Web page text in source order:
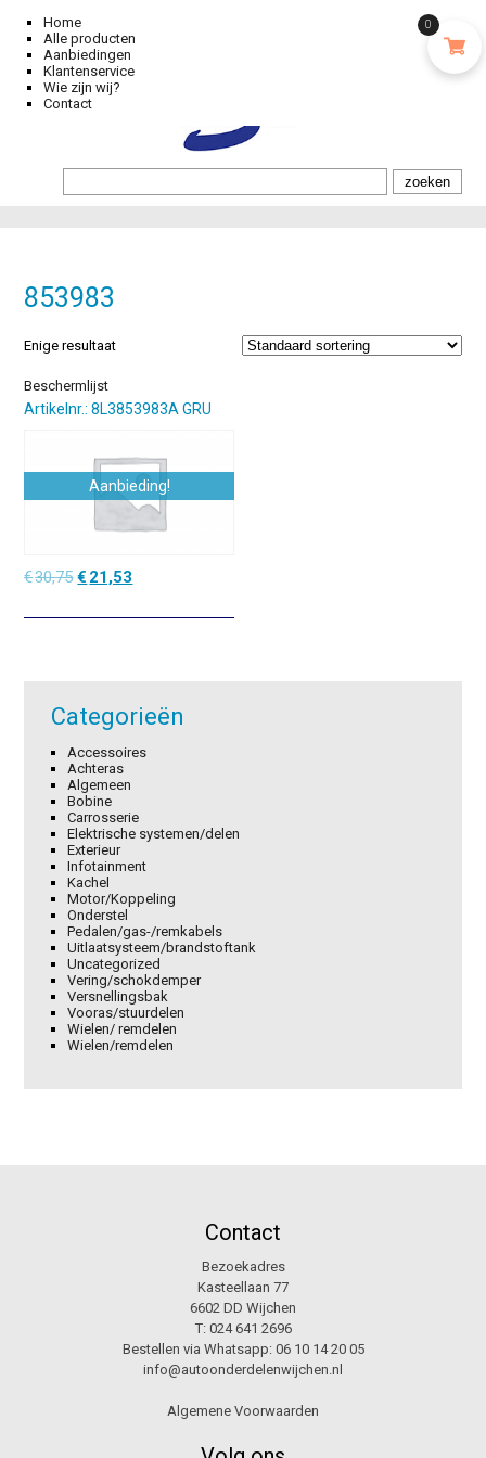
Home
Alle producten
Aanbiedingen
Klantenservice
Wie zijn wij?
Contact
853983
Enige resultaat
Beschermlijst
Artikelnr.: 8L3853983A GRU
Aanbieding!
€30,75Oorspronkelijke
was:
€ 21,53
is:
Categorieën
Accessoires
Achteras
Algemeen
Bobine
Carrosserie
Elektrische systemen/delen
Exterieur
Infotainment
Kachel
Motor/Koppeling
Onderstel
Pedalen/gas-/remkabels
Uitlaatsysteem/brandstoftank
Uncategorized
Vering/schokdemper
Versnellingsbak
Vooras/stuurdelen
Wielen/ remdelen
Wielen/remdelen
Contact
Bezoekadres
Kasteellaan 77
6602 DD Wijchen
T: 024 641 2696
Bestellen via Whatsapp: 06 10 14 20 05
info@autoonderdelenwijchen.nl
Algemene Voorwaarden
0